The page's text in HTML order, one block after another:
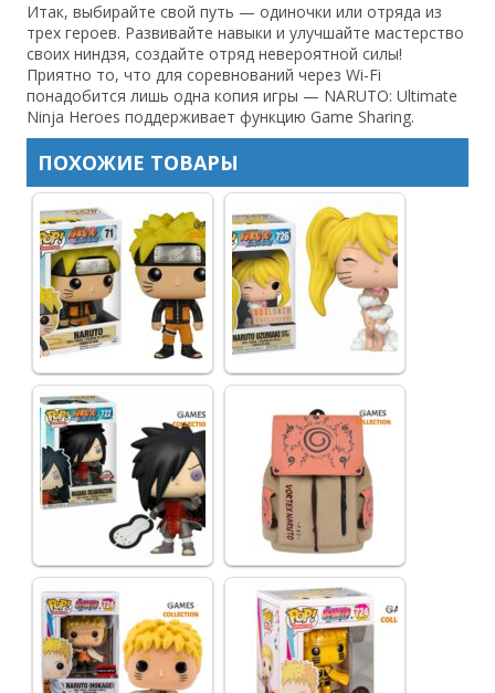
Итак, выбирайте свой путь — одиночки или отряда из
трех героев. Развивайте навыки и улучшайте мастерство
своих ниндзя, создайте отряд невероятной силы!
Приятно то, что для соревнований через Wi-Fi
понадобится лишь одна копия игры — NARUTO: Ultimate
Ninja Heroes поддерживает функцию Game Sharing.
ПОХОЖИЕ ТОВАРЫ